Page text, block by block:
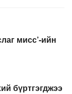
мисс’-ийн
бүртгэгджээ